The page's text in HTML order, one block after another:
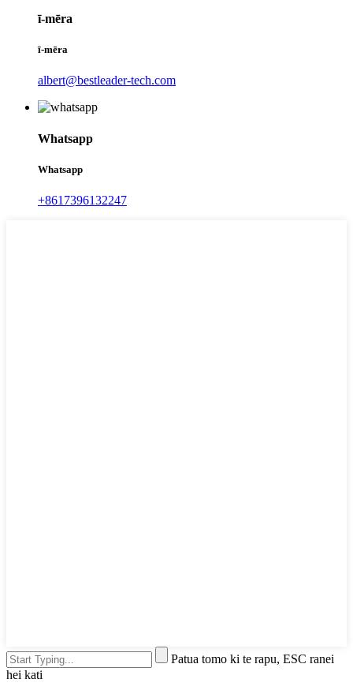
ī-mēra
ī-mēra
albert@bestleader-tech.com
Whatsapp
Whatsapp
+8617396132247
Patua tomo ki te rapu, ESC ranei
hei kati